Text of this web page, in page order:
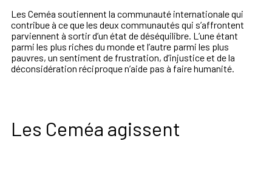
Les Ceméa soutiennent la communauté internationale qui
contribue à ce que les deux communautés qui s’affrontent
parviennent à sortir d’un état de déséquilibre. L’une étant
parmi les plus riches du monde et l’autre parmi les plus
pauvres, un sentiment de frustration, d’injustice et de la
déconsidération réciproque n’aide pas à faire humanité.
Les Ceméa agissent